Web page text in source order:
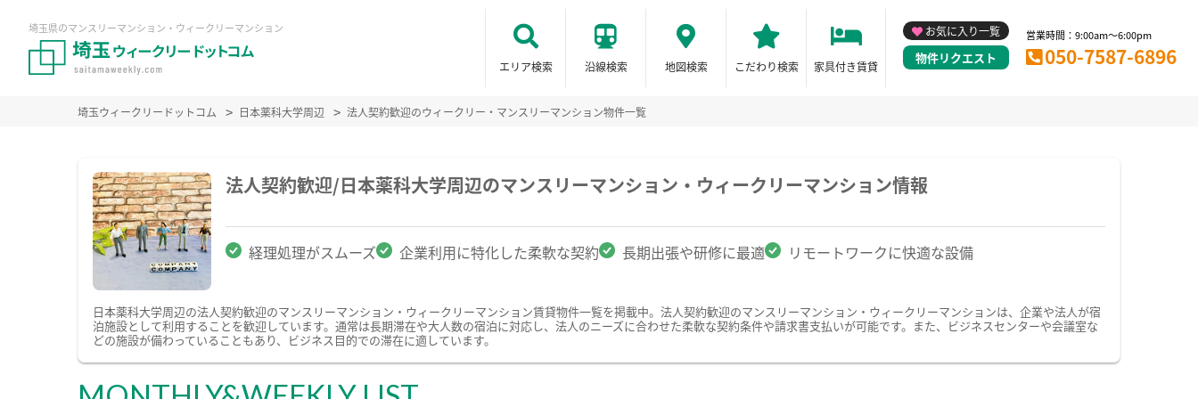
埼玉県のマンスリーマンション・ウィークリーマンション
エリア検索 沿線検索 地図検索 こだわり検索 家具付き賃貸
お気に入り一覧
物件リクエスト
営業時間：9:00am～6:00pm
050-7587-6896
埼玉ウィークリードットコム 日本薬科大学周辺 法人契約歓迎のウィークリー・マンスリーマンション物件一覧
法人契約歓迎/日本薬科大学周辺のマンスリーマンション・ウィークリーマンション情報
経理処理がスムーズ 企業利用に特化した柔軟な契約 長期出張や研修に最適 リモートワークに快適な設備
日本薬科大学周辺の法人契約歓迎のマンスリーマンション・ウィークリーマンション賃貸物件一覧を掲載中。法人契約歓迎のマンスリーマンション・ウィークリーマンションは、企業や法人が宿
泊施設として利用することを歓迎しています。通常は長期滞在や大人数の宿泊に対応し、法人のニーズに合わせた柔軟な契約条件や請求書支払いが可能です。また、ビジネスセンターや会議室な
どの施設が備わっていることもあり、ビジネス目的での滞在に適しています。